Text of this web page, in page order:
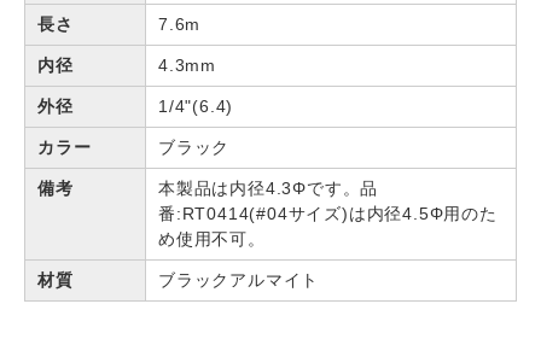
長さ 7.6m
内径 4.3mm
外径 1/4"(6.4)
カラー ブラック
備考
本製品は内径4.3Φです。品
番:RT0414(#04サイズ)は内径4.5Φ用のた
め使用不可。
材質 ブラックアルマイト